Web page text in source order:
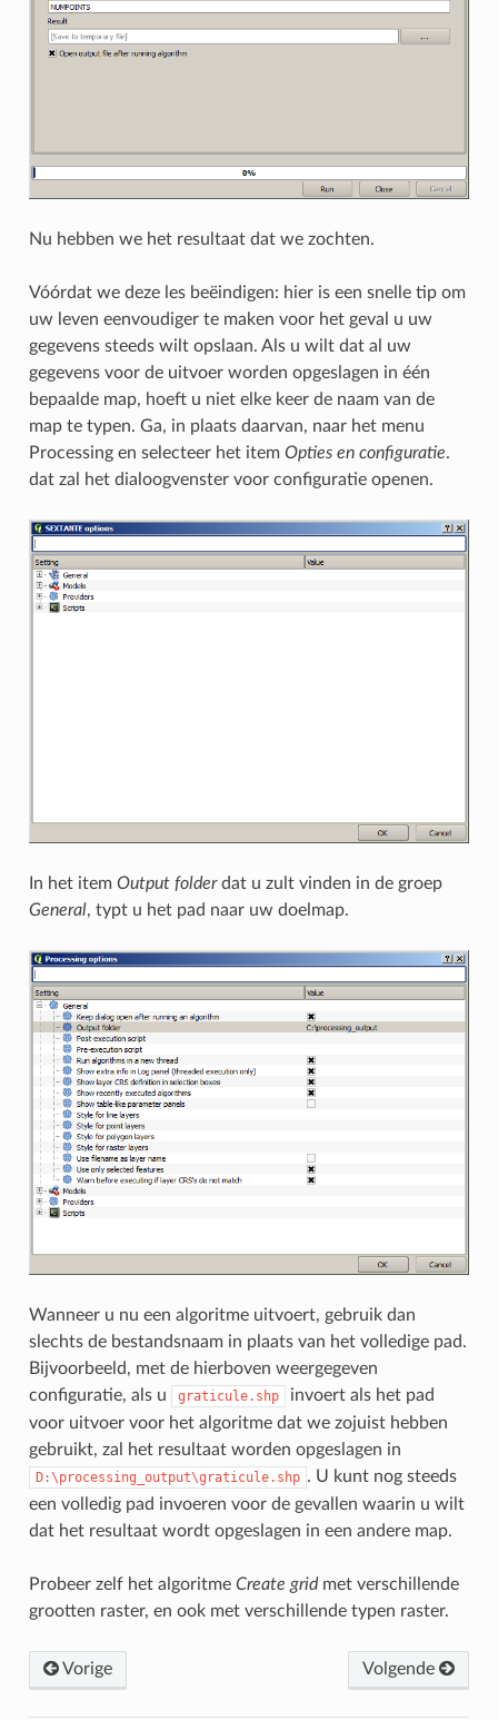
Nu hebben we het resultaat dat we zochten.
Vóórdat we deze les beëindigen: hier is een snelle tip om
uw leven eenvoudiger te maken voor het geval u uw
gegevens steeds wilt opslaan. Als u wilt dat al uw
gegevens voor de uitvoer worden opgeslagen in één
bepaalde map, hoeft u niet elke keer de naam van de
map te typen. Ga, in plaats daarvan, naar het menu
Processing en selecteer het item Opties en configuratie.
dat zal het dialoogvenster voor configuratie openen.
In het item Output folderdat u zult vinden in de groep
General, typt u het pad naar uw doelmap.
Wanneer u nu een algoritme uitvoert, gebruik dan
slechts de bestandsnaam in plaats van het volledige pad.
Bijvoorbeeld, met de hierboven weergegeven
configuratie, als u
graticule.shp
invoert als het pad
voor uitvoer voor het algoritme dat we zojuist hebben
gebruikt, zal het resultaat worden opgeslagen in
D:\processing_output\graticule.shp . U kunt nog steeds
een volledig pad invoeren voor de gevallen waarin u wilt
dat het resultaat wordt opgeslagen in een andere map.
Probeer zelf het algoritme Create gridmet verschillende
grootten raster, en ook met verschillende typen raster.
Vorige Volgende